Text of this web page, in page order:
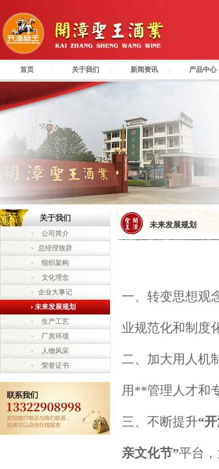
首页 关于我们 新闻资讯 产品中心
关于我们
公司简介
总经理致辞
组织架构
文化理念
企业大事记
未来发展规划
生产工艺
厂房环境
人物风采
荣誉证书
未来发展规划
一、转变思想观
业规范化和制度
二、加大用人机
用**管理人才和
三、不断提升“
亲文化节”平台